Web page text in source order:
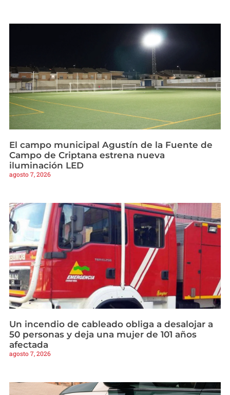
El campo municipal Agustín de la Fuente de
Campo de Criptana estrena nueva
iluminación LED
agosto 7, 2026
Un incendio de cableado obliga a desalojar a
50 personas y deja una mujer de 101 años
afectada
agosto 7, 2026